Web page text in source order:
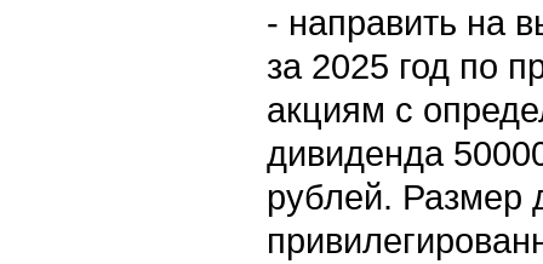
- направить на
за 2025 год по
акциям с
дивиденда
рублей. Размер